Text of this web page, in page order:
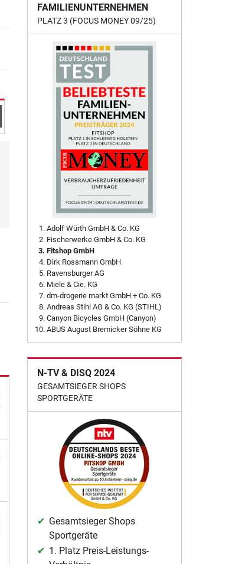
FAMILIENUNTERNEHMEN
PLATZ 3 (FOCUS MONEY 09/25)
Adolf Würth GmbH & Co. KG
Fischerwerke GmbH & Co. KG
Fitshop GmbH
Dirk Rossmann GmbH
Ravensburger AG
Miele & Cie. KG
dm-drogerie markt GmbH + Co. KG
Andreas Stihl AG & Co. KG (STIHL)
Canyon Bicycles GmbH (Canyon)
ABUS August Bremicker Söhne KG
N-TV & DISQ 2024
GESAMTSIEGER SHOPS
SPORTGERÄTE
Gesamtsieger Shops
Sportgeräte
1. Platz Preis-Leistungs-